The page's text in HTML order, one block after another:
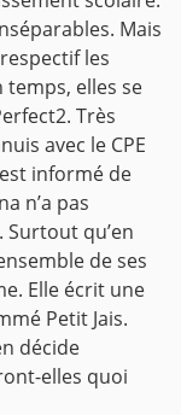
Mais
les
elles se
Très
avec le CPE
informé de
n’a pas
Surtout qu’en
de ses
Elle écrit une
Petit Jais.
décide
elles quoi